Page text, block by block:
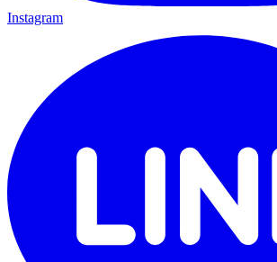
Instagram